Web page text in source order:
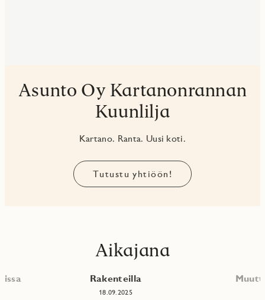
Asunto Oy Kartanonrannan
Kuunlilja
Kartano. Ranta. Uusi koti.
Tutustu yhtiöön!
Aikajana
Rakenteilla
18.09.2025